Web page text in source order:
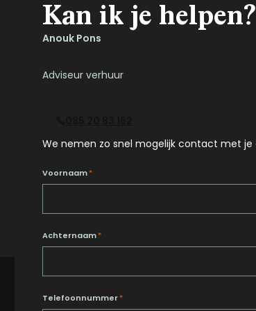
Kan ik je helpen?
Anouk Pons
Adviseur verhuur
We nemen zo snel mogelijk contact met je
Voornaam*
Achternaam*
Telefoonnummer*